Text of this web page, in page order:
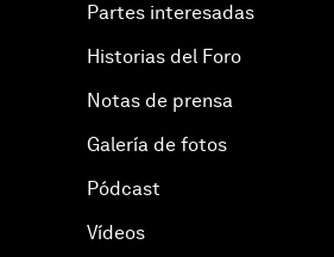
Partes interesadas
Historias del Foro
Notas de prensa
Galería de fotos
Pódcast
Vídeos